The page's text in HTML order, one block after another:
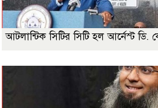
আটলান্টিক সিটির সিটি হল আর্নেস্ট